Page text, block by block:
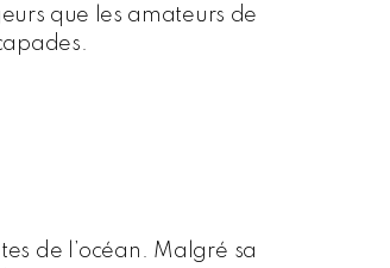
que les amateurs de
de l’océan. Malgré sa